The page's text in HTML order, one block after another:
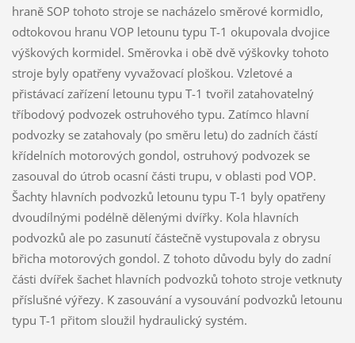
hraně SOP tohoto stroje se nacházelo směrové kormidlo,
odtokovou hranu VOP letounu typu T-1 okupovala dvojice
výškových kormidel. Směrovka i obě dvě výškovky tohoto
stroje byly opatřeny vyvažovací ploškou. Vzletové a
přistávací zařízení letounu typu T-1 tvořil zatahovatelný
tříbodový podvozek ostruhového typu. Zatímco hlavní
podvozky se zatahovaly (po směru letu) do zadních částí
křídelních motorových gondol, ostruhový podvozek se
zasouval do útrob ocasní části trupu, v oblasti pod VOP.
Šachty hlavních podvozků letounu typu T-1 byly opatřeny
dvoudílnými podélně dělenými dvířky. Kola hlavních
podvozků ale po zasunutí částečně vystupovala z obrysu
břicha motorových gondol. Z tohoto důvodu byly do zadní
části dvířek šachet hlavních podvozků tohoto stroje vetknuty
příslušné výřezy. K zasouvání a vysouvání podvozků letounu
typu T-1 přitom sloužil hydraulický systém.